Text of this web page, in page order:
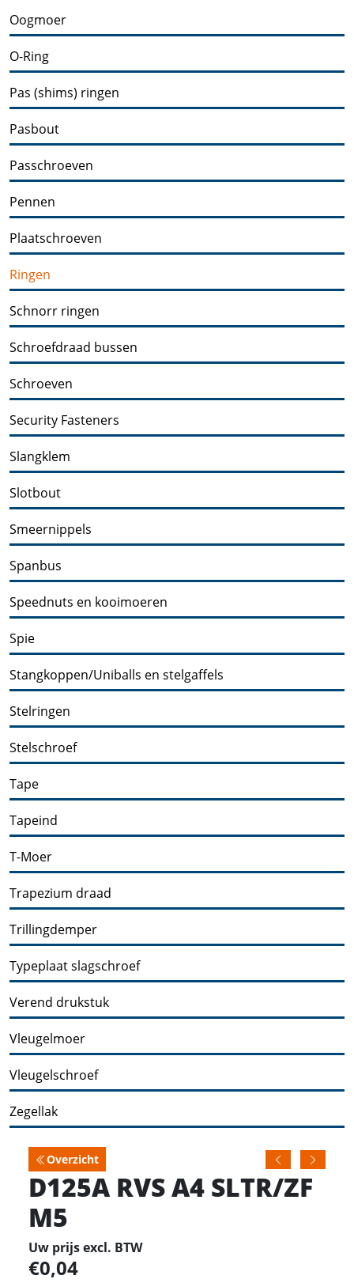
Oogmoer
O-Ring
Pas (shims) ringen
Pasbout
Passchroeven
Pennen
Plaatschroeven
Ringen
Schnorr ringen
Schroefdraad bussen
Schroeven
Security Fasteners
Slangklem
Slotbout
Smeernippels
Spanbus
Speednuts en kooimoeren
Spie
Stangkoppen/Uniballs en stelgaffels
Stelringen
Stelschroef
Tape
Tapeind
T-Moer
Trapezium draad
Trillingdemper
Typeplaat slagschroef
Verend drukstuk
Vleugelmoer
Vleugelschroef
Zegellak
Overzicht
D125A RVS A4 SLTR/ZF
M5
Uw prijs excl. BTW
0,04